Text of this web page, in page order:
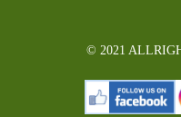
© 2021